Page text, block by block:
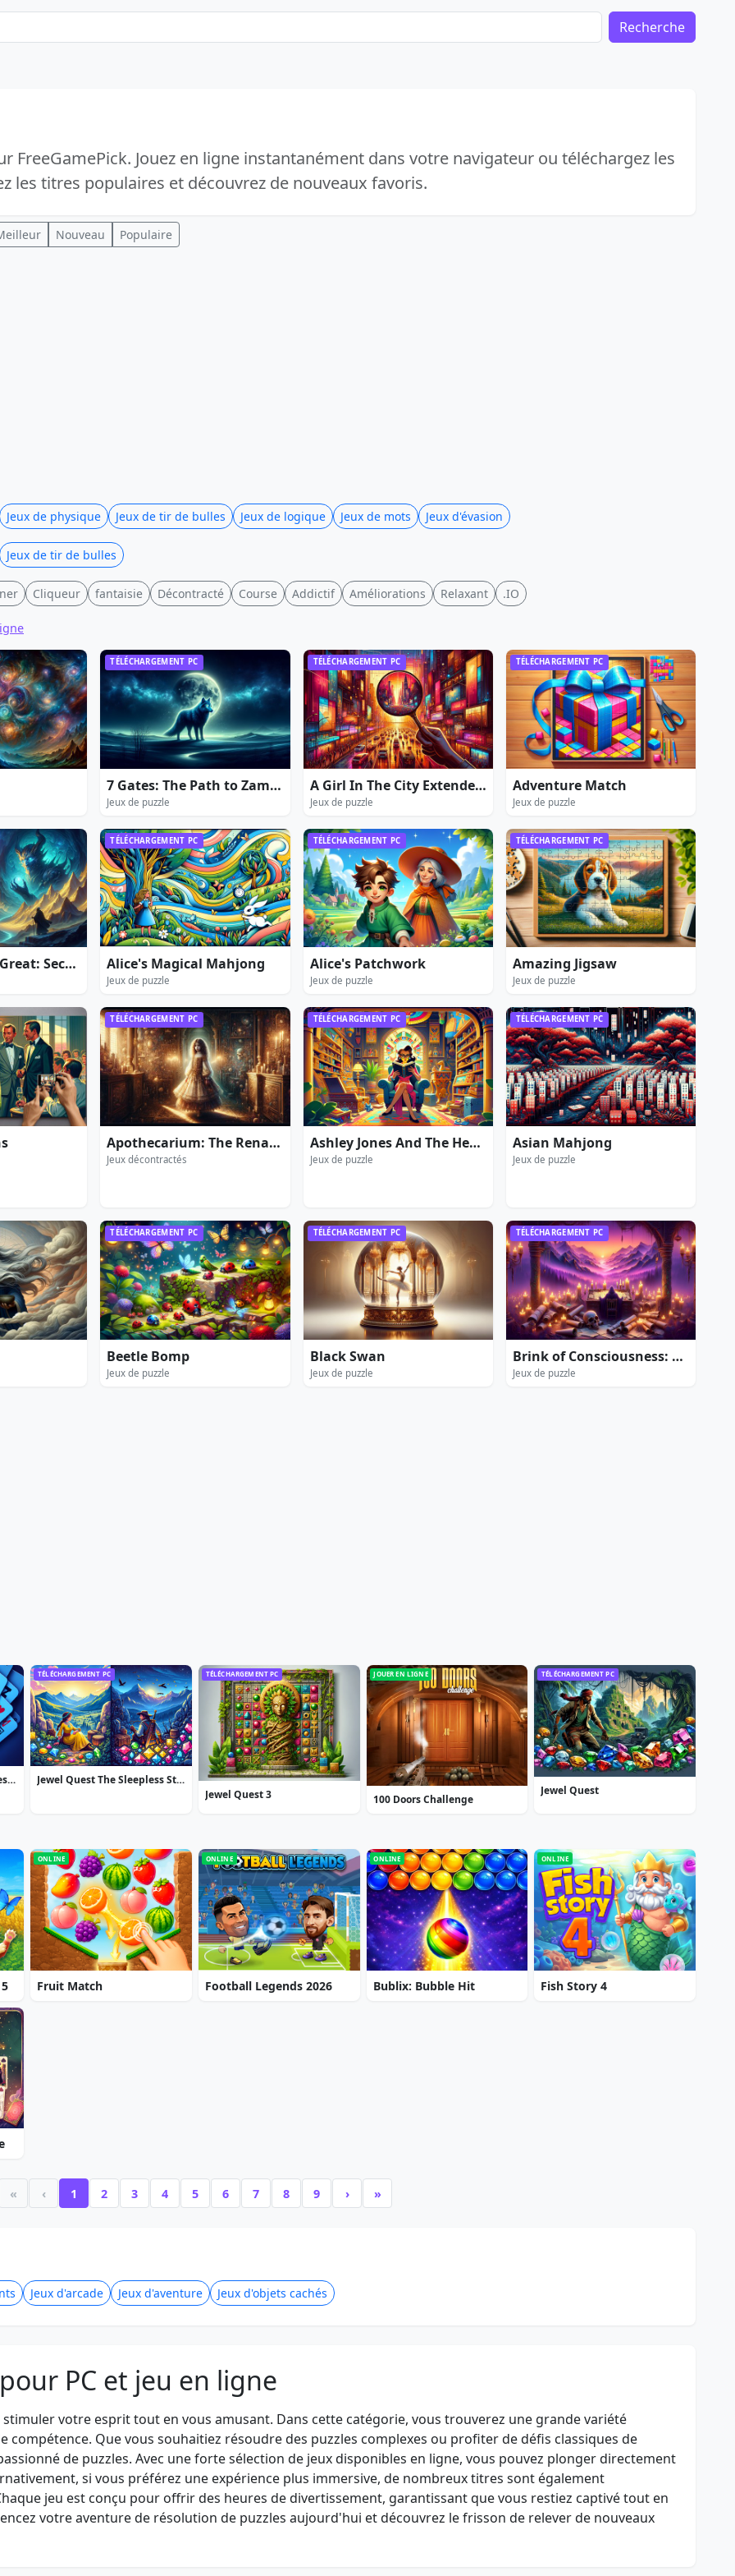
Recherche
FreeGamePick. Jouez en ligne instantanément dans votre navigateur ou téléchargez les
les titres populaires et découvrez de nouveaux favoris.
Nouveau Populaire
Jeux de physique Jeux de tir de bulles Jeux de logique Jeux de mots Jeux d'évasion
Jeux de tir de bulles
Cliqueur fantaisie Décontracté Course Addictif Améliorations Relaxant .IO
TÉLÉCHARGEMENT PC
7 Gates: The Path to Zamolxes
Jeux de puzzle
TÉLÉCHARGEMENT PC
A Girl In The City Extended Edition
Jeux de puzzle
TÉLÉCHARGEMENT PC
Adventure Match
Jeux de puzzle
Alexander the Great: Secrets of Power
TÉLÉCHARGEMENT PC
Alice's Magical Mahjong
Jeux de puzzle
TÉLÉCHARGEMENT PC
Alice's Patchwork
Jeux de puzzle
TÉLÉCHARGEMENT PC
Amazing Jigsaw
Jeux de puzzle
TÉLÉCHARGEMENT PC
Apothecarium: The Renaissance of Evil
Jeux décontractés
TÉLÉCHARGEMENT PC
Ashley Jones And The Heart Of Egypt
Jeux de puzzle
TÉLÉCHARGEMENT PC
Asian Mahjong
Jeux de puzzle
TÉLÉCHARGEMENT PC
Beetle Bomp
Jeux de puzzle
TÉLÉCHARGEMENT PC
Black Swan
Jeux de puzzle
TÉLÉCHARGEMENT PC
Brink of Consciousness: Dorian Gray Syndrome
Jeux de puzzle
Strike Solitaire 3: Dream Resort
TÉLÉCHARGEMENT PC
Jewel Quest The Sleepless Star
TÉLÉCHARGEMENT PC
Jewel Quest 3
JOUER EN LIGNE
100 Doors Challenge
TÉLÉCHARGEMENT PC
Jewel Quest
ONLINE
Fruit Match
ONLINE
Football Legends 2026
ONLINE
Bublix: Bubble Hit
ONLINE
Fish Story 4
« ‹ 1 2 3 4 5 6 7 8 9 › »
Jeux d'arcade Jeux d'aventure Jeux d'objets cachés
PC et jeu en ligne
stimuler votre esprit tout en vous amusant. Dans cette catégorie, vous trouverez une grande variété
compétence. Que vous souhaitiez résoudre des puzzles complexes ou profiter de défis classiques de
de puzzles. Avec une forte sélection de jeux disponibles en ligne, vous pouvez plonger directement
si vous préférez une expérience plus immersive, de nombreux titres sont également
jeu est conçu pour offrir des heures de divertissement, garantissant que vous restiez captivé tout en
votre aventure de résolution de puzzles aujourd'hui et découvrez le frisson de relever de nouveaux